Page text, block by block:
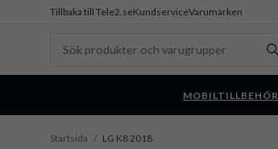
Tillbaka till Tele2.seKundserviceVarumärken
MOBILTILLBEHÖR
Startsida / LG K8 2018